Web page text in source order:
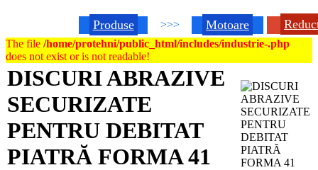
Produse >>> Motoare
The file /home/protehni/public_html/includes/industrie-.php
does not exist or is not readable!
DISCURI ABRAZIVE
SECURIZATE
PENTRU DEBITAT
PIATRĂ FORMA 41